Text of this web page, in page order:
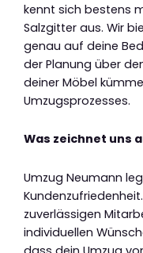
kennt sich bestens
Salzgitter aus. Wir
genau auf deine
der Planung über
deiner Möbel
Umzugsprozesses.
Was zeichnet uns
Umzug Neumann
zuverlässigen
individuellen